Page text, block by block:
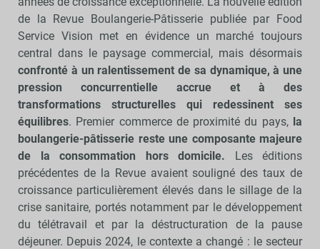
de la Revue Boulangerie-Pâtisserie publiée par Food
Service Vision met en évidence un marché toujours
central dans le paysage commercial, mais désormais
confronté à un ralentissement de sa dynamique, à une
pression concurrentielle accrue et à des
transformations structurelles qui redessinent ses
équilibres. Premier commerce de proximité du pays, la
boulangerie-pâtisserie reste une composante majeure
de la consommation hors domicile. Les éditions
précédentes de la Revue avaient souligné des taux de
croissance particulièrement élevés dans le sillage de la
crise sanitaire, portés notamment par le développement
du télétravail et par la déstructuration de la pause
déjeuner. Depuis 2024, le contexte a changé : le secteur